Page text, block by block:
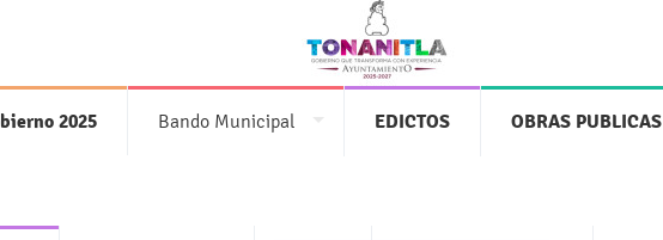
2025 Bando Municipal EDICTOS OBRAS PUBLICAS